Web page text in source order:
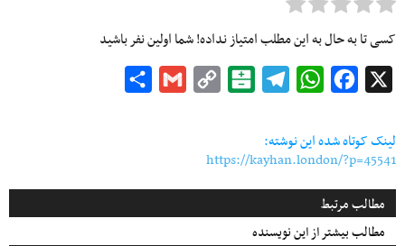
کسی تا به حال به این مطلب امتیاز نداده! شما اولین نفر باشید
Facebook
WhatsApp
Telegram
Balatarin
Copy
Gmail
لینک کوتاه شده این نوشته:
https://kayhan.london/?p=45541
مطالب مرتبط
مطالب بیشتر از این نویسنده